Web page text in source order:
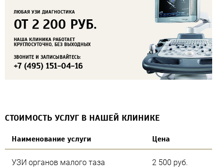
СТОИМОСТЬ УСЛУГ В НАШЕЙ КЛИНИКЕ
Наименование услуги Цена
УЗИ органов малого таза
2 500 руб.